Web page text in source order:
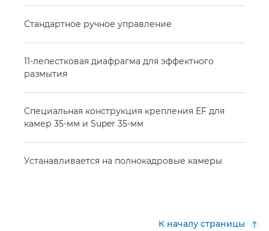
Стандартное ручное управление
11-лепестковая диафрагма для эффектного
размытия
Специальная конструкция крепления EF для
камер 35-мм и Super 35-мм
Устанавливается на полнокадровые камеры
К началу страницы